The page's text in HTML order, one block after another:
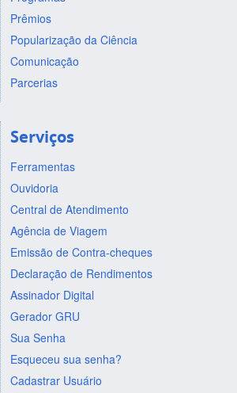
Prêmios
Popularização da Ciência
Comunicação
Parcerias
Serviços
Ferramentas
Ouvidoria
Central de Atendimento
Agência de Viagem
Emissão de Contra-cheques
Declaração de Rendimentos
Assinador Digital
Gerador GRU
Sua Senha
Esqueceu sua senha?
Cadastrar Usuário